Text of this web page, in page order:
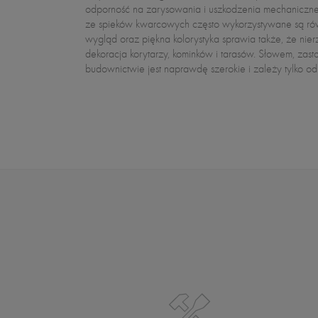
odporność na zarysowania i uszkodzenia
ze spieków kwarcowych często wykorzystywane są
wygląd oraz piękna kolorystyka sprawia także, że
dekoracja korytarzy, kominków i tarasów. Słowem,
budownictwie jest naprawdę szerokie i zależy tylko od
swoim domu, jak i na zewnątrz. Co więcej, spieki
czy parapet to wybór, dzięki któremu twoje
doskonale przez długi czas. Są to bowiem